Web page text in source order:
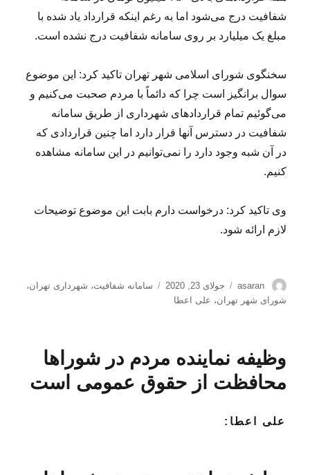
شفافیت درج می‌شود اما به رغم اینکه قرارداد یاد شده با
مبلغ یک میلیارد بر روی سامانه شفافیت درج نشده است.
سخنگوی شورای اسلامی شهر تهران تاکید کرد: این موضوع
سوال برانگیز است چرا که دائماً با مردم صحبت می‌کنیم و
می‌گوئیم تمام قراردادهای شهرداری از طریق سامانه
شفافیت در دسترس آنها قرار دارد اما چنین قراردادی که
در آن شبه وجود دارد را نمی‌توانیم در این سامانه مشاهده
کنیم.
وی تاکید کرد: درخواست دارم بابت این موضوع توضیحات
لازم ارائه شود.
نویسنده
asaran
ارسال
شده
جولای 23, 2020 برچسب‌ها
سامانه شفافیت، شهرداری تهران،
شورای شهر تهران، علی اعطا
وظیفه نماینده مردم در شوراها
محافظت از حقوق عمومی است
علی اعطا: